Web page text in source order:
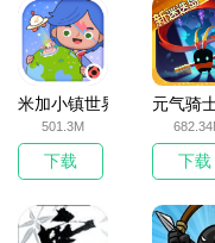
米加小镇世界2025官方版
501.3M
下载
元气骑
下载